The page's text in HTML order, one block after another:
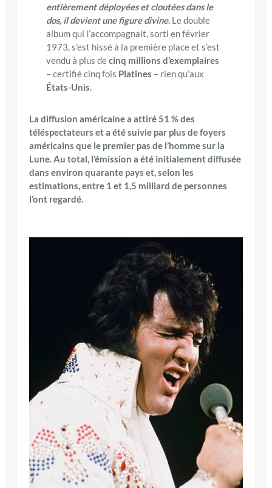
entièrement déployées et cloutées dans le
dos, il devient une figure divine. Le double
album qui l’accompagnait, sorti en février
1973, s’est hissé à la première place et s’est
vendu à plus decinq millions d’exemplaires
– certifié cinqfois Platines – rien qu’aux
États-Unis.
La diffusion américaine a attiré 51 % des
téléspectateurs et a été suivie par plus de foyers
américains que le premier pas de l’homme sur la
Lune. Au total, l’émission a été initialement diffusée
dans environ quarante pays et, selon les
estimations, entre 1 et 1,5 milliard de personnes
l’ont regardé.